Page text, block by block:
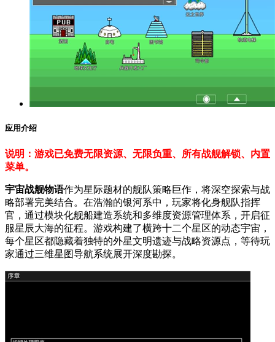
应用介绍
说明：游戏已免费无限资源、无限负重、所有战舰解锁、内置
菜单。
宇宙战舰物语作为星际题材的舰队策略巨作，将深空探索与战
略部署完美结合。在浩瀚的银河系中，玩家将化身舰队指挥
官，通过模块化舰船建造系统和多维度资源管理体系，开启征
服星辰大海的征程。游戏构建了横跨十二个星区的动态宇宙，
每个星区都隐藏着独特的外星文明遗迹与战略资源点，等待玩
家通过三维星图导航系统展开深度勘探。